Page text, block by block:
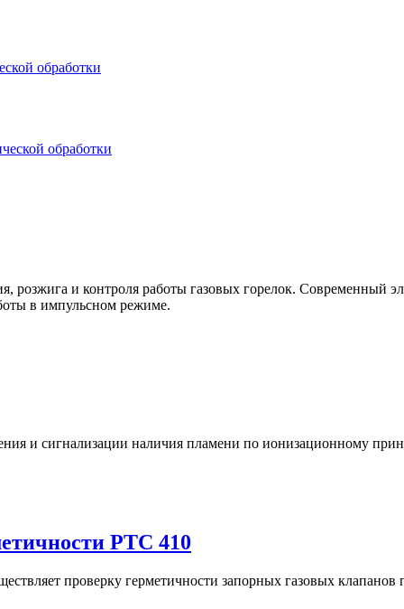
обработки
обработки
розжига и контроля работы газовых горелок. Современный
в импульсном режиме.
и сигнализации наличия пламени по ионизационному
РТС 410
проверку герметичности запорных газовых